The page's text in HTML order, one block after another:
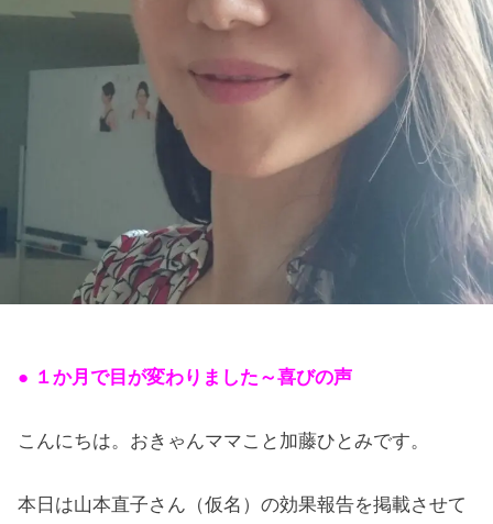
● １か月で目が変わりました～喜びの声
こんにちは。おきゃんママこと加藤ひとみです。
本日は山本直子さん（仮名）の効果報告を掲載させて